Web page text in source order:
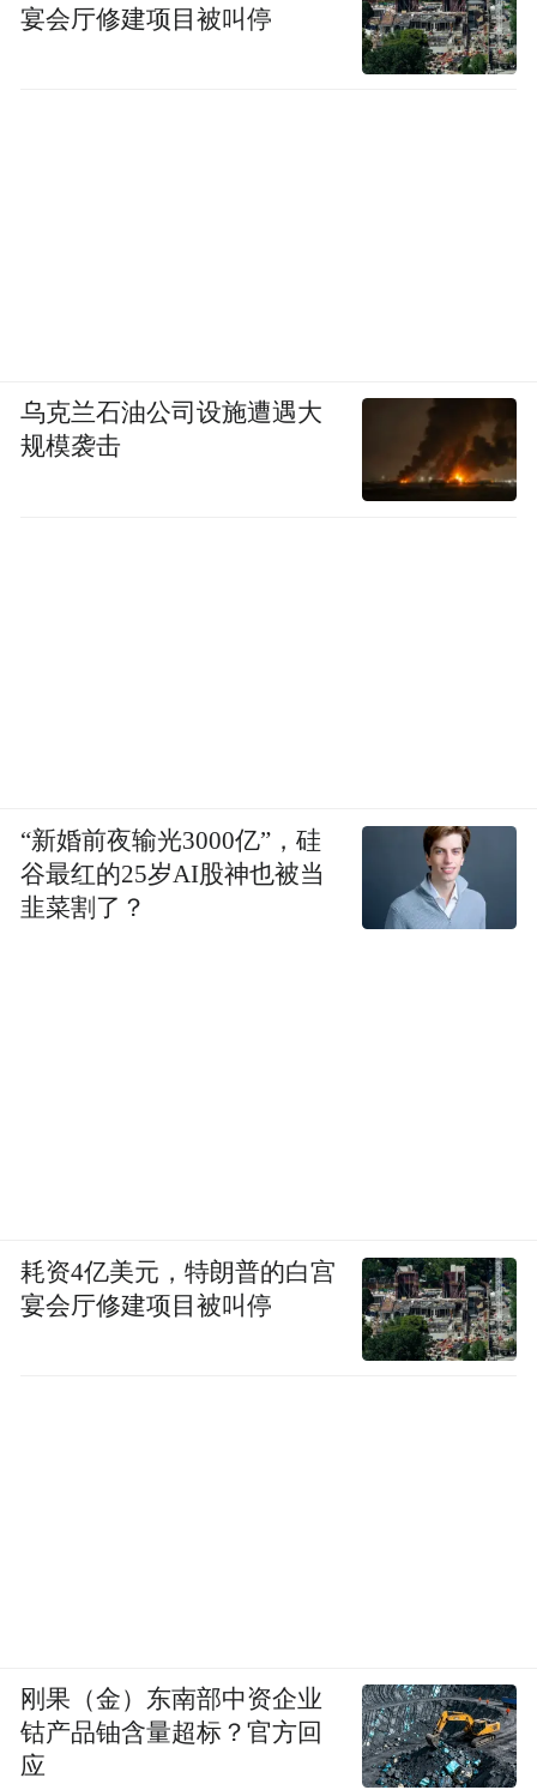
宴会厅修建项目被叫停
乌克兰石油公司设施遭遇大
规模袭击
“新婚前夜输光3000亿”，硅
谷最红的25岁AI股神也被当
韭菜割了？
耗资4亿美元，特朗普的白宫
宴会厅修建项目被叫停
刚果（金）东南部中资企业
钴产品铀含量超标？官方回
应